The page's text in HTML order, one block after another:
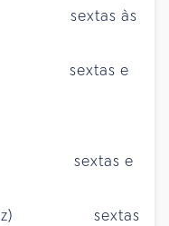
sextas às
sextas e
sextas e
Khz) sextas